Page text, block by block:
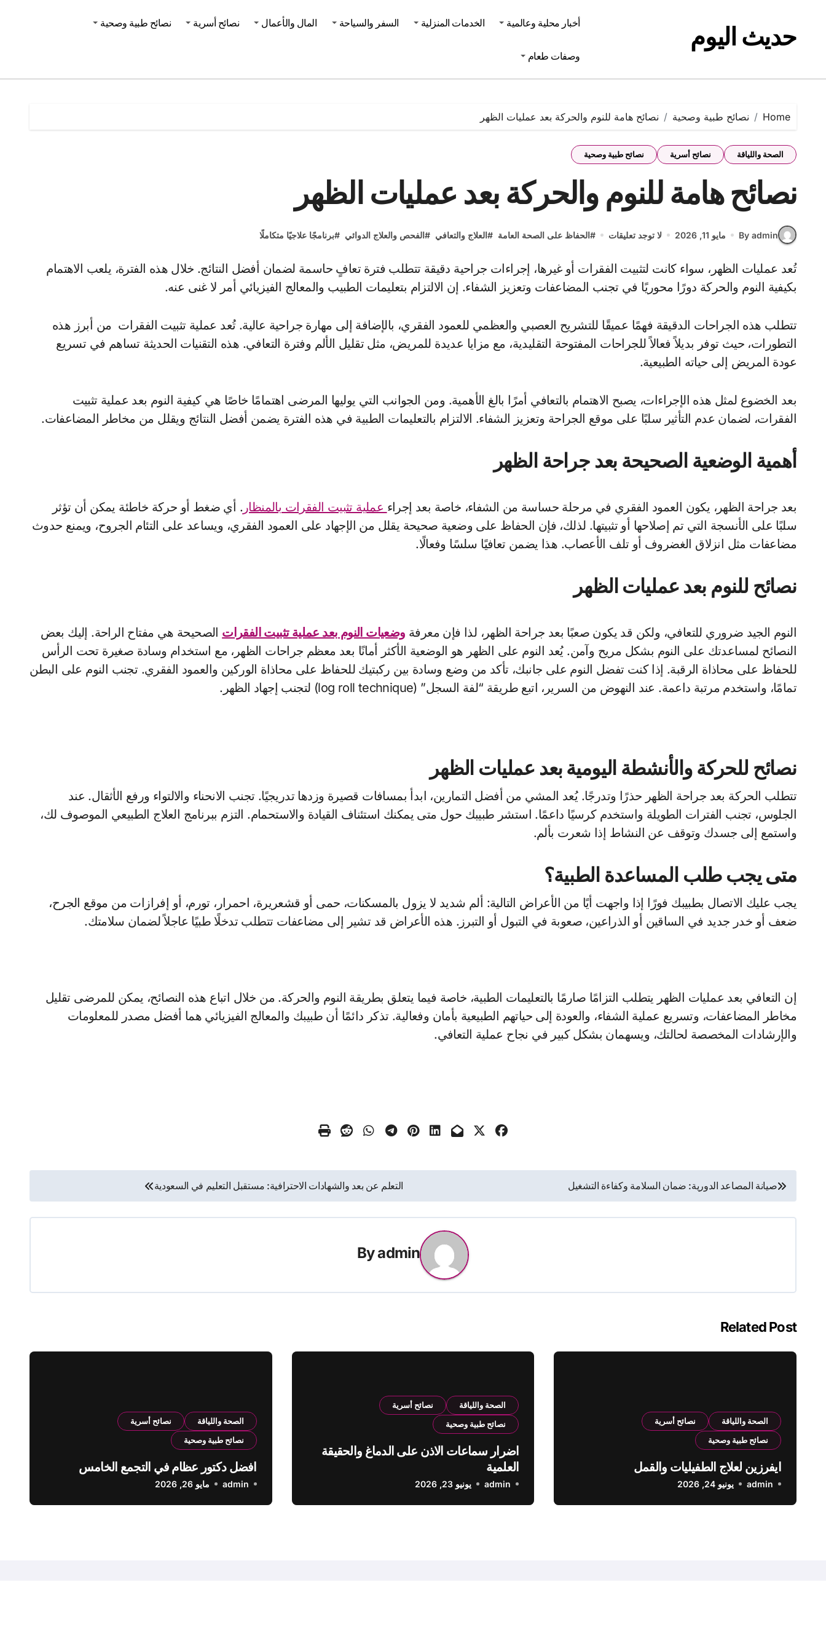
contentحديث اليوم أخبار محلية وعالمية الخدمات المنزلية السفر والسياحة المال والأعمال نصائح أسرية نصائح طبية وصحية
وصفات طعام
Home نصائح طبية وصحية نصائح هامة للنوم والحركة بعد عمليات الظهر
الصحة واللياقة نصائح أسرية نصائح طبية وصحية
نصائح هامة للنوم والحركة بعد عمليات الظهر
By admin مايو 11, 2026 لا توجد تعليقات #الحفاظ على الصحة العامة #العلاج والتعافي #الفحص والعلاج الدوائي #برنامجًا علاجيًا متكاملًا
تُعد عمليات الظهر، سواء كانت لتثبيت الفقرات أو غيرها، إجراءات جراحية دقيقة تتطلب فترة تعافٍ حاسمة لضمان أفضل النتائج. خلال هذه الفترة، يلعب الاهتمام
بكيفية النوم والحركة دورًا محوريًا في تجنب المضاعفات وتعزيز الشفاء. إن الالتزام بتعليمات الطبيب والمعالج الفيزيائي أمر لا غنى عنه.
تتطلب هذه الجراحات الدقيقة فهمًا عميقًا للتشريح العصبي والعظمي للعمود الفقري، بالإضافة إلى مهارة جراحية عالية. تُعد عملية تثبيت الفقرات من أبرز هذه
التطورات، حيث توفر بديلاً فعالاً للجراحات المفتوحة التقليدية، مع مزايا عديدة للمريض، مثل تقليل الألم وفترة التعافي. هذه التقنيات الحديثة تساهم في تسريع
عودة المريض إلى حياته الطبيعية.
بعد الخضوع لمثل هذه الإجراءات، يصبح الاهتمام بالتعافي أمرًا بالغ الأهمية. ومن الجوانب التي يوليها المرضى اهتمامًا خاصًا هي كيفية النوم بعد عملية تثبيت
الفقرات، لضمان عدم التأثير سلبًا على موقع الجراحة وتعزيز الشفاء. الالتزام بالتعليمات الطبية في هذه الفترة يضمن أفضل النتائج ويقلل من مخاطر المضاعفات.
أهمية الوضعية الصحيحة بعد جراحة الظهر
بعد جراحة الظهر، يكون العمود الفقري في مرحلة حساسة من الشفاء، خاصة بعد إجراء عملية تثبيت الفقرات بالمنظار. أي ضغط أو حركة خاطئة يمكن أن تؤثر
سلبًا على الأنسجة التي تم إصلاحها أو تثبيتها. لذلك، فإن الحفاظ على وضعية صحيحة يقلل من الإجهاد على العمود الفقري، ويساعد على التئام الجروح، ويمنع حدوث
مضاعفات مثل انزلاق الغضروف أو تلف الأعصاب. هذا يضمن تعافيًا سلسًا وفعالًا.
نصائح للنوم بعد عمليات الظهر
النوم الجيد ضروري للتعافي، ولكن قد يكون صعبًا بعد جراحة الظهر، لذا فإن معرفة وضعيات النوم بعد عملية تثبيت الفقرات الصحيحة هي مفتاح الراحة. إليك بعض
النصائح لمساعدتك على النوم بشكل مريح وآمن. يُعد النوم على الظهر هو الوضعية الأكثر أمانًا بعد معظم جراحات الظهر، مع استخدام وسادة صغيرة تحت الرأس
للحفاظ على محاذاة الرقبة. إذا كنت تفضل النوم على جانبك، تأكد من وضع وسادة بين ركبتيك للحفاظ على محاذاة الوركين والعمود الفقري. تجنب النوم على البطن
تمامًا، واستخدم مرتبة داعمة. عند النهوض من السرير، اتبع طريقة “لفة السجل” (log roll technique) لتجنب إجهاد الظهر.
نصائح للحركة والأنشطة اليومية بعد عمليات الظهر
تتطلب الحركة بعد جراحة الظهر حذرًا وتدرجًا. يُعد المشي من أفضل التمارين، ابدأ بمسافات قصيرة وزدها تدريجيًا. تجنب الانحناء والالتواء ورفع الأثقال. عند
الجلوس، تجنب الفترات الطويلة واستخدم كرسيًا داعمًا. استشر طبيبك حول متى يمكنك استئناف القيادة والاستحمام. التزم ببرنامج العلاج الطبيعي الموصوف لك،
واستمع إلى جسدك وتوقف عن النشاط إذا شعرت بألم.
متى يجب طلب المساعدة الطبية؟
يجب عليك الاتصال بطبيبك فورًا إذا واجهت أيًا من الأعراض التالية: ألم شديد لا يزول بالمسكنات، حمى أو قشعريرة، احمرار، تورم، أو إفرازات من موقع الجرح،
ضعف أو خدر جديد في الساقين أو الذراعين، صعوبة في التبول أو التبرز. هذه الأعراض قد تشير إلى مضاعفات تتطلب تدخلًا طبيًا عاجلاً لضمان سلامتك.
إن التعافي بعد عمليات الظهر يتطلب التزامًا صارمًا بالتعليمات الطبية، خاصة فيما يتعلق بطريقة النوم والحركة. من خلال اتباع هذه النصائح، يمكن للمرضى تقليل
مخاطر المضاعفات، وتسريع عملية الشفاء، والعودة إلى حياتهم الطبيعية بأمان وفعالية. تذكر دائمًا أن طبيبك والمعالج الفيزيائي هما أفضل مصدر للمعلومات
والإرشادات المخصصة لحالتك، ويسهمان بشكل كبير في نجاح عملية التعافي.
تصفّح
المقالات
صيانة المصاعد الدورية: ضمان السلامة وكفاءة التشغيل التعلم عن بعد والشهادات الاحترافية: مستقبل التعليم في السعودية
Byadmin
Related Post
الصحة واللياقة
نصائح أسرية
نصائح طبية وصحية
ايفرزين لعلاج الطفيليات والقمل
admin يونيو 24, 2026
الصحة واللياقة
نصائح أسرية
نصائح طبية وصحية
اضرار سماعات الاذن على الدماغ والحقيقة
العلمية
admin يونيو 23, 2026
الصحة واللياقة
نصائح أسرية
نصائح طبية وصحية
افضل دكتور عظام في التجمع الخامس
admin مايو 26, 2026